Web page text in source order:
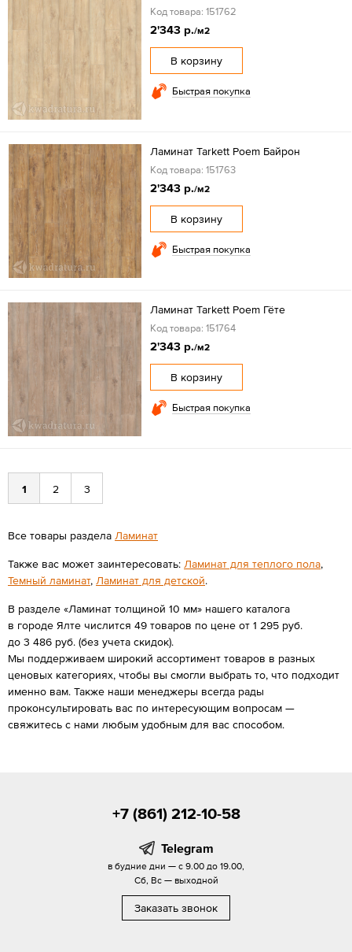
Код товара: 151762
2'343 р./м2
В корзину
Быстрая покупка
Ламинат Tarkett Poem Байрон
Код товара: 151763
2'343 р./м2
В корзину
Быстрая покупка
Ламинат Tarkett Poem Гёте
Код товара: 151764
2'343 р./м2
В корзину
Быстрая покупка
1 2 3
Все товары раздела Ламинат
Также вас может заинтересовать: Ламинат для теплого пола,
Темный ламинат, Ламинат для детской.
В разделе «Ламинат толщиной 10 мм» нашего каталога
в городе Ялте числится 49 товаров по цене от 1 295 руб.
до 3 486 руб. (без учета скидок).
Мы поддерживаем широкий ассортимент товаров в разных
ценовых категориях, чтобы вы смогли выбрать то, что подходит
именно вам. Также наши менеджеры всегда рады
проконсультировать вас по интересующим вопросам —
свяжитесь с нами любым удобным для вас способом.
+7 (861) 212-10-58
Telegram
в будние дни — с 9.00 до 19.00,
Сб, Вс — выходной
Заказать звонок